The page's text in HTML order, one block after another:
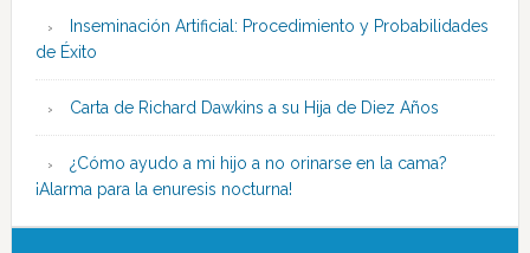
Inseminación Artificial: Procedimiento y Probabilidades
de Éxito
Carta de Richard Dawkins a su Hija de Diez Años
¿Cómo ayudo a mi hijo a no orinarse en la cama?
¡Alarma para la enuresis nocturna!